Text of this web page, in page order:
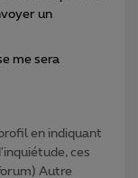
un
me sera
en indiquant
ces
Autre